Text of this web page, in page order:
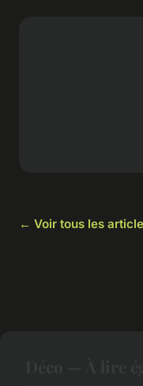
← Voir tous les